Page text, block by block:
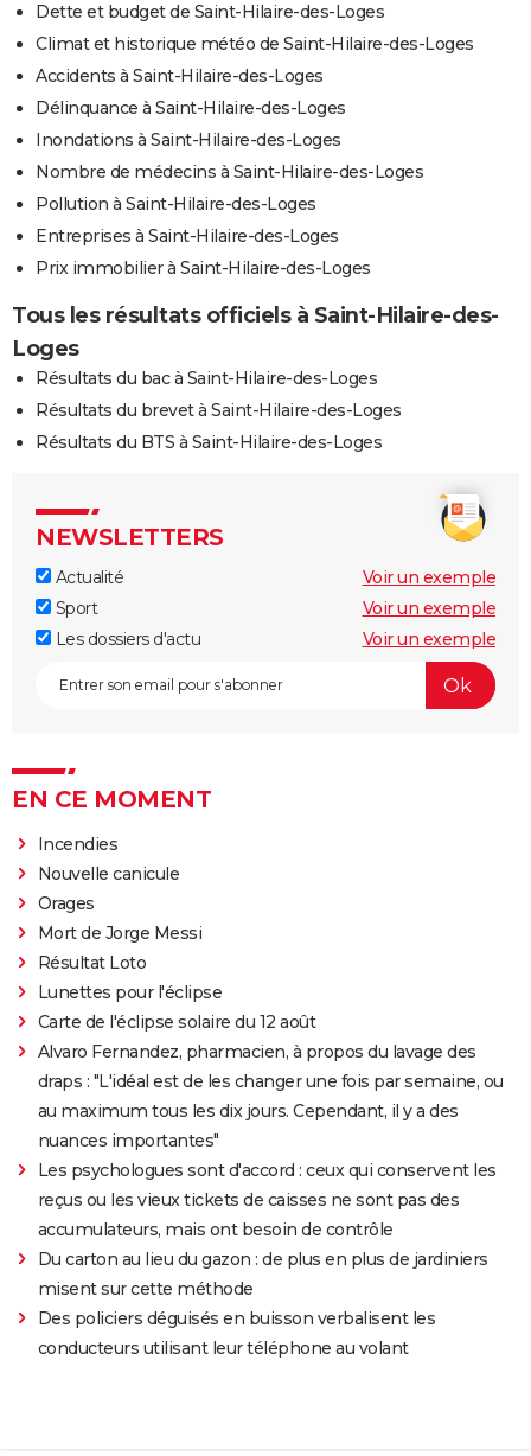
Dette et budget de Saint-Hilaire-des-Loges
Climat et historique météo de Saint-Hilaire-des-Loges
Accidents à Saint-Hilaire-des-Loges
Délinquance à Saint-Hilaire-des-Loges
Inondations à Saint-Hilaire-des-Loges
Nombre de médecins à Saint-Hilaire-des-Loges
Pollution à Saint-Hilaire-des-Loges
Entreprises à Saint-Hilaire-des-Loges
Prix immobilier à Saint-Hilaire-des-Loges
Tous les résultats officiels à Saint-Hilaire-des-
Loges
Résultats du bac à Saint-Hilaire-des-Loges
Résultats du brevet à Saint-Hilaire-des-Loges
Résultats du BTS à Saint-Hilaire-des-Loges
NEWSLETTERS
Actualité
Voir un exemple
Sport
Voir un exemple
Les dossiers d'actu
Voir un exemple
EN CE MOMENT
Incendies
Nouvelle canicule
Orages
Mort de Jorge Messi
Résultat Loto
Lunettes pour l'éclipse
Carte de l'éclipse solaire du 12 août
Alvaro Fernandez, pharmacien, à propos du lavage des
draps : "L'idéal est de les changer une fois par semaine, ou
au maximum tous les dix jours. Cependant, il y a des
nuances importantes"
Les psychologues sont d'accord : ceux qui conservent les
reçus ou les vieux tickets de caisses ne sont pas des
accumulateurs, mais ont besoin de contrôle
Du carton au lieu du gazon : de plus en plus de jardiniers
misent sur cette méthode
Des policiers déguisés en buisson verbalisent les
conducteurs utilisant leur téléphone au volant